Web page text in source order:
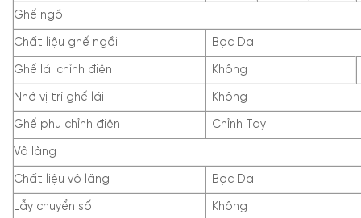
Ghế ngồi
Chất liệu ghế ngồi Bọc Da
Ghế lái chỉnh điện Không
Nhớ vị trí ghế lái Không
Ghế phụ chỉnh điện Chỉnh Tay
Vô lăng
Chất liệu vô lăng Bọc Da
Lẫy chuyển số Không